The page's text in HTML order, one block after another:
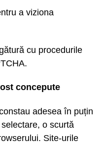
a viziona
cu procedurile
concepute
adesea în puțin
o scurtă
Site-urile